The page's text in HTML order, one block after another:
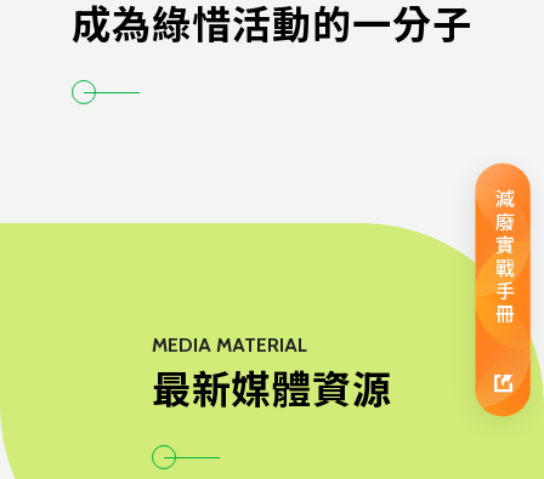
減廢實戰手冊
成為綠惜活動的一分子
MEDIA MATERIAL
最新媒體資源